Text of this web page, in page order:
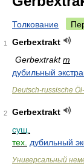
Толкование
1
Gerbextrakt
Gerbextraktm
дубильный
Deutsch-russische
2
Gerbextrakt
сущ.
тех. дубильный
Универсальный